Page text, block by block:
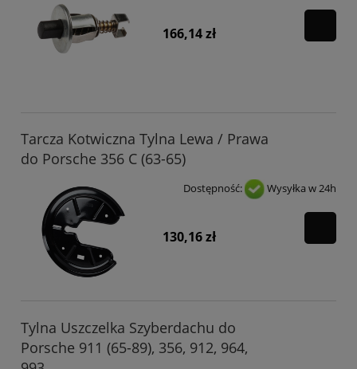
166,14 zł
Tarcza Kotwiczna Tylna Lewa / Prawa
do Porsche 356 C (63-65)
Dostępność: Wysyłka w 24h
130,16 zł
Tylna Uszczelka Szyberdachu do
Porsche 911 (65-89), 356, 912, 964,